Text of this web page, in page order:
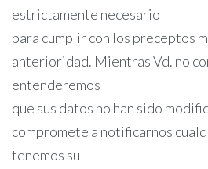
estrictamente necesario
para cumplir con los preceptos
anterioridad. Mientras Vd. no
entenderemos
que sus datos no han sido
compromete a notificarnos
tenemos su